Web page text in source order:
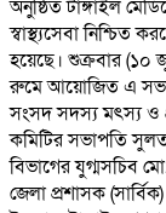
অনুষ্ঠিত টাঙ্গাইল
স্বাস্থ্যসেবা নিশ্চিত
হয়েছে। শুক্রবার (১০
রুমে আয়োজিত এ
সংসদ সদস্য মৎস্য ও
কমিটির সভাপতি
বিভাগের যুগ্মসচিব
জেলা প্রশাসক